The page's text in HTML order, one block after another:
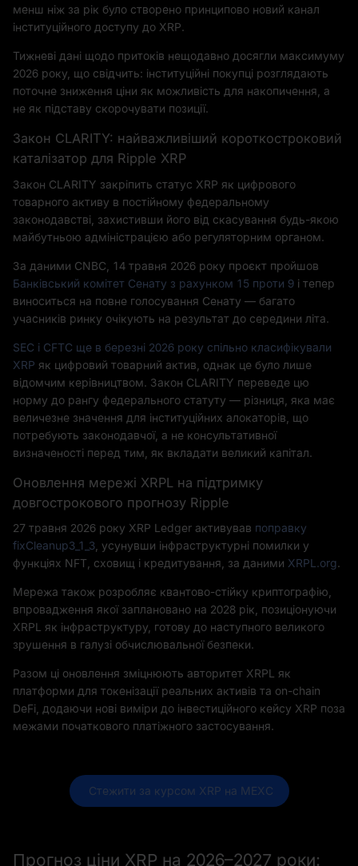
менш ніж за рік було створено принципово новий канал
інституційного доступу до XRP.
Тижневі дані щодо притоків нещодавно досягли максимуму
2026 року, що свідчить: інституційні покупці розглядають
поточне зниження ціни як можливість для накопичення, а
не як підставу скорочувати позиції.
Закон CLARITY: найважливіший короткостроковий
каталізатор для Ripple XRP
Закон CLARITY закріпить статус XRP як цифрового
товарного активу в постійному федеральному
законодавстві, захистивши його від скасування будь-якою
майбутньою адміністрацією або регуляторним органом.
За даними CNBC, 14 травня 2026 року проєкт пройшов
Банківський комітет Сенату з рахунком 15 проти 9 і тепер
виноситься на повне голосування Сенату — багато
учасників ринку очікують на результат до середини літа.
SEC і CFTC ще в березні 2026 року спільно класифікували
XRP як цифровий товарний актив, однак це було лише
відомчим керівництвом. Закон CLARITY переведе цю
норму до рангу федерального статуту — різниця, яка має
величезне значення для інституційних алокаторів, що
потребують законодавчої, а не консультативної
визначеності перед тим, як вкладати великий капітал.
Оновлення мережі XRPL на підтримку
довгострокового прогнозу Ripple
27 травня 2026 року XRP Ledger активував поправку
fixCleanup3_1_3 , усунувши інфраструктурні помилки у
функціях NFT, сховищ і кредитування, за даними XRPL.org.
Мережа також розробляє квантово-стійку криптографію,
впровадження якої заплановано на 2028 рік, позиціонуючи
XRPL як інфраструктуру, готову до наступного великого
зрушення в галузі обчислювальної безпеки.
Разом ці оновлення зміцнюють авторитет XRPL як
платформи для токенізації реальних активів та on-chain
DeFi, додаючи нові виміри до інвестиційного кейсу XRP поза
межами початкового платіжного застосування.
Стежити за курсом XRP на MEXC
Прогноз ціни XRP на 2026–2027 роки: